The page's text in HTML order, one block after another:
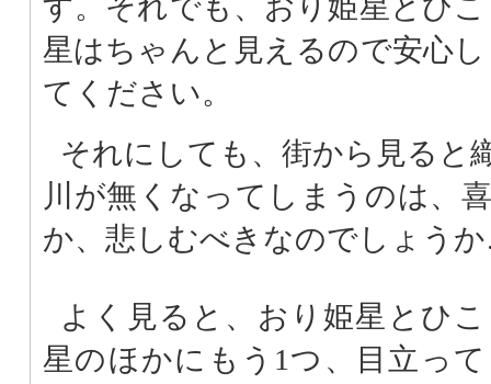
す。それでも、おり姫星とひこ
星はちゃんと見えるので安心し
てください。
それにしても、街から見ると
川が無くなってしまうのは、
か、悲しむべきなのでしょう
よく見ると、おり姫星とひこ
星のほかにもう1つ、目立って